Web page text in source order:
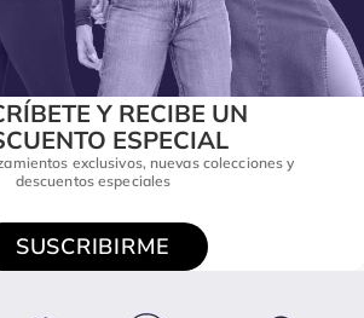
Y RECIBE UN
ESPECIAL
exclusivos, nuevas colecciones y
descuentos especiales
SUSCRIBIRME